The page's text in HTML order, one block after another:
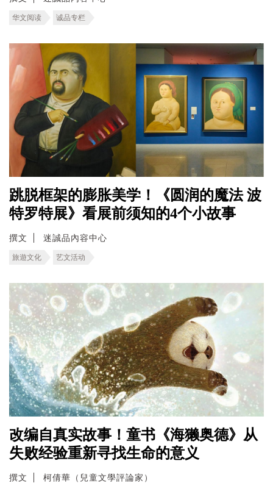
华文阅读 诚品专栏
跳脱框架的膨胀美学！《圆润的魔法 波
特罗特展》看展前须知的4个小故事
撰文 迷誠品內容中心
旅遊文化 艺文活动
改编自真实故事！童书《海獭奥德》从
失败经验重新寻找生命的意义
撰文 柯倩華（兒童文學評論家）